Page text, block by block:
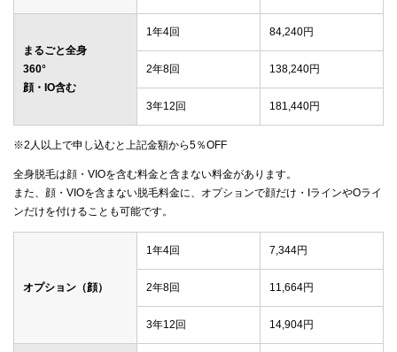
まるごと全身
360°
顔・IO含む
1年4回 84,240円
2年8回 138,240円
3年12回 181,440円
※2人以上で申し込むと上記金額から5％OFF
全身脱毛は顔・VIOを含む料金と含まない料金があります。
また、顔・VIOを含まない脱毛料金に、オプションで顔だけ・IラインやOライ
ンだけを付けることも可能です。
オプション（顔）
1年4回 7,344円
2年8回 11,664円
3年12回 14,904円